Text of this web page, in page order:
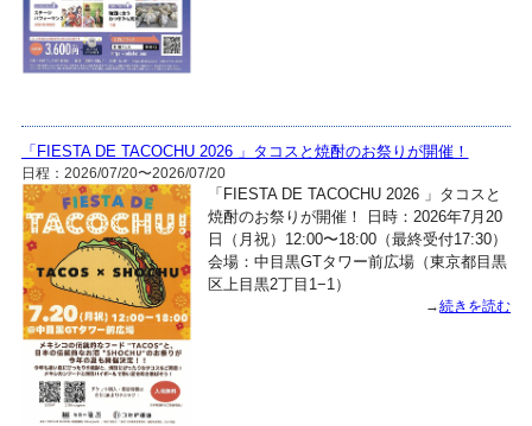
「FIESTA DE TACOCHU 2026 」タコスと焼酎のお祭りが開催！
日程：2026/07/20〜2026/07/20
「FIESTA DE TACOCHU 2026 」タコスと
焼酎のお祭りが開催！ 日時：2026年7月20
日（月祝）12:00〜18:00（最終受付17:30）
会場：中目黒GTタワー前広場（東京都目黒
区上目黒2丁目1−1）
→続きを読む